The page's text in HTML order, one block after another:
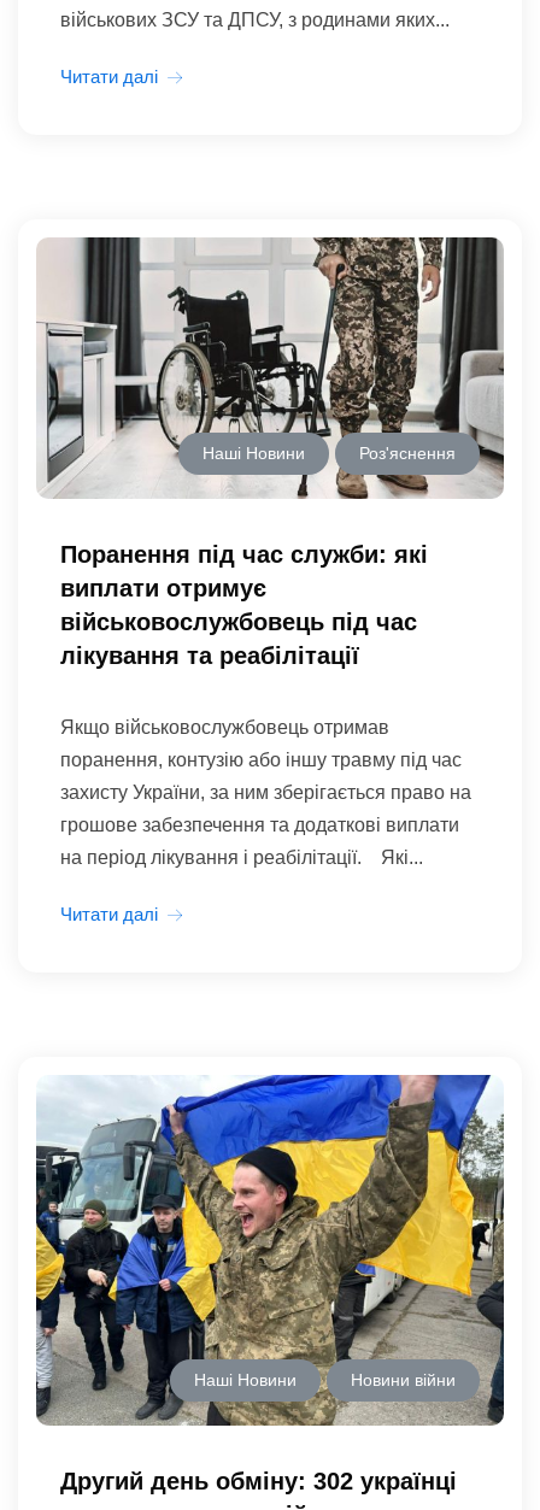
військових ЗСУ та ДПСУ, з родинами яких...
Читати далі
Наші Новини Роз'яснення
Поранення під час служби: які
виплати отримує
військовослужбовець під час
лікування та реабілітації
Якщо військовослужбовець отримав
поранення, контузію або іншу травму під час
захисту України, за ним зберігається право на
грошове забезпечення та додаткові виплати
на період лікування і реабілітації. Які...
Читати далі
Наші Новини Новини війни
Другий день обміну: 302 українці